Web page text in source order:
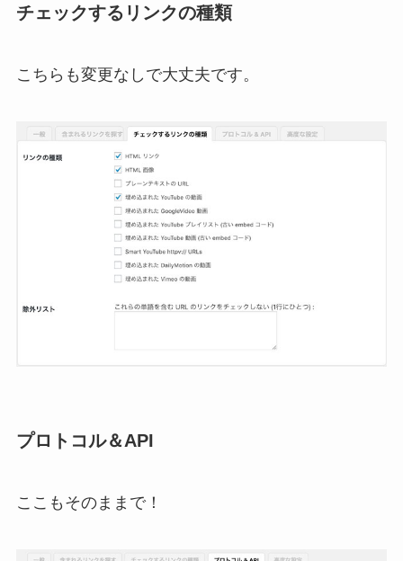
チェックするリンクの種類
こちらも変更なしで大丈夫です。
プロトコル＆API
ここもそのままで！